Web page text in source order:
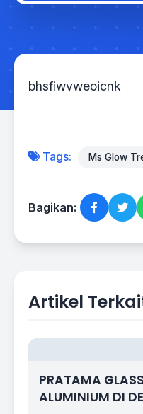
bhsfiwvweoicnk
Tags: Ms Glow
Bagikan:
Artikel
PRATAMA
ALUMINIUM DI